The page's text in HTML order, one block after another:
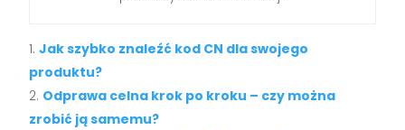
Jak szybko znaleźć kod CN dla swojego
produktu?
Odprawa celna krok po kroku – czy można
zrobić ją samemu?